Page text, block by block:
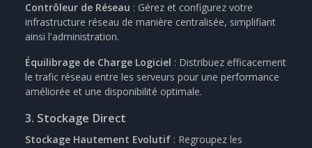
Contrôleur de Réseau : Gérez et configurez votre
infrastructure réseau de manière centralisée, simplifiant
ainsi l'administration.
Équilibrage de Charge Logiciel : Distribuez efficacement
le trafic réseau entre les serveurs pour une performance
améliorée et une disponibilité optimale.
3. Stockage Direct
Stockage Hautement Evolutif : Regroupez les